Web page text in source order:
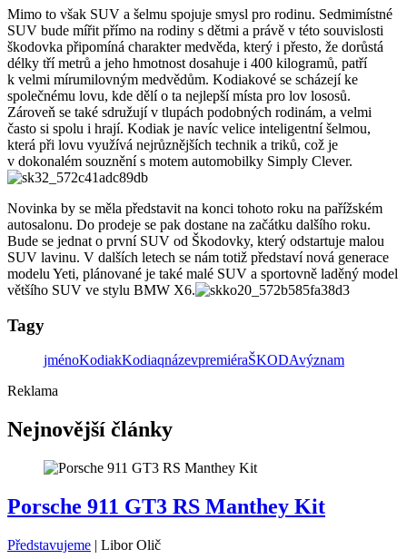
Mimo to však SUV a šelmu spojuje smysl pro rodinu. Sedmimístné
SUV bude mířit přímo na rodiny s dětmi a právě v této souvislosti
škodovka připomíná charakter medvěda, který i přesto, že dorůstá
délky tří metrů a jeho hmotnost dosahuje i 400 kilogramů, patří
k velmi mírumilovným medvědům. Kodiakové se scházejí ke
společnému lovu, kde dělí o ta nejlepší místa pro lov lososů.
Zároveň se také sdružují v tlupách podobných rodinám, a velmi
často si spolu i hrají. Kodiak je navíc velice inteligentní šelmou,
která při lovu využívá nejrůznějších technik a triků, což je
v dokonalém souznění s motem automobilky Simply Clever.
Novinka by se měla představit na konci tohoto roku na pařížském
autosalonu. Do prodeje se pak dostane na začátku dalšího roku.
Bude se jednat o první SUV od Škodovky, který odstartuje malou
SUV lavinu. V dalších letech se nám totiž představí nová generace
modelu Yeti, plánované je také malé SUV a sportovně laděný model
většího SUV ve stylu BMW X6.
Tagy
jménoKodiakKodiaqnázevpremiéraŠKODAvýznam
Reklama
Nejnovější články
Porsche 911 GT3 RS Manthey Kit
Představujeme | Libor Olič